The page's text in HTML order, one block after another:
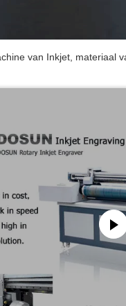
van Inkjet, materiaal